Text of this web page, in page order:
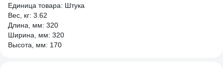
Единица товара: Штука
Вес, кг: 3.62
Длина, мм: 320
Ширина, мм: 320
Высота, мм: 170